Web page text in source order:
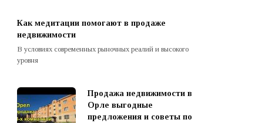
Как медитации помогают в продаже
недвижимости
В условиях современных рыночных реалий и высокого
уровня
Продажа недвижимости в
Орле выгодные
предложения и советы по